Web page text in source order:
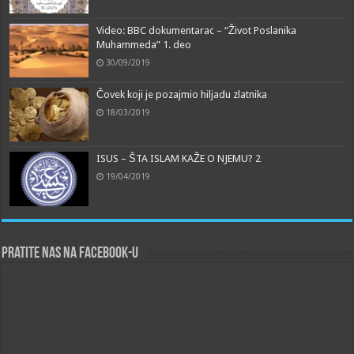
Video: BBC dokumentarac – “Život Poslanika
Muhammeda” 1. deo
30/09/2019
Čovek koji je pozajmio hiljadu zlatnika
18/03/2019
ISUS – ŠTA ISLAM KAŽE O NJEMU? 2
19/04/2019
Pratite nas na Facebook-u